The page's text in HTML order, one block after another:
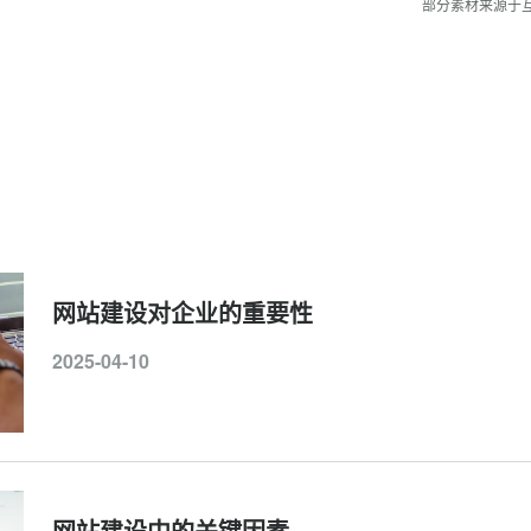
部分素材来源于
网站建设对企业的重要性
2025-04-10